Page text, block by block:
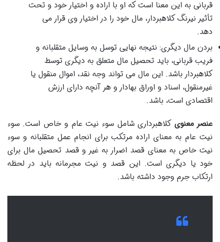
قربانی به این معنا است که او با اراده و اختیار خود و تحت
تأثیر نیرنگ کلاهبردار، مال خود را در اختیار وی قرار می
دهد.
بردن مال دیگری: نتیجه نهایی توسل به وسایل متقلبانه و
فریب قربانی، باید تحصیل مال متعلق به دیگری توسط
کلاهبردار باشد. این مال می تواند وجه نقد، اموال منقول یا
غیرمنقول، اسناد و اوراق بهادار و هر آنچه دارای ارزش
اقتصادی است، باشد.
عنصر معنوی کلاهبرداری شامل سوء نیت عام و خاص است. سوء
نیت عام به معنای اراده مرتکب برای انجام عمل متقلبانه و سوء
نیت خاص به معنای قصد اضرار به غیر و قصد تحصیل مال برای
خود یا دیگری است. این قصد و نیت مجرمانه باید در لحظه
ارتکاب جرم وجود داشته باشد.